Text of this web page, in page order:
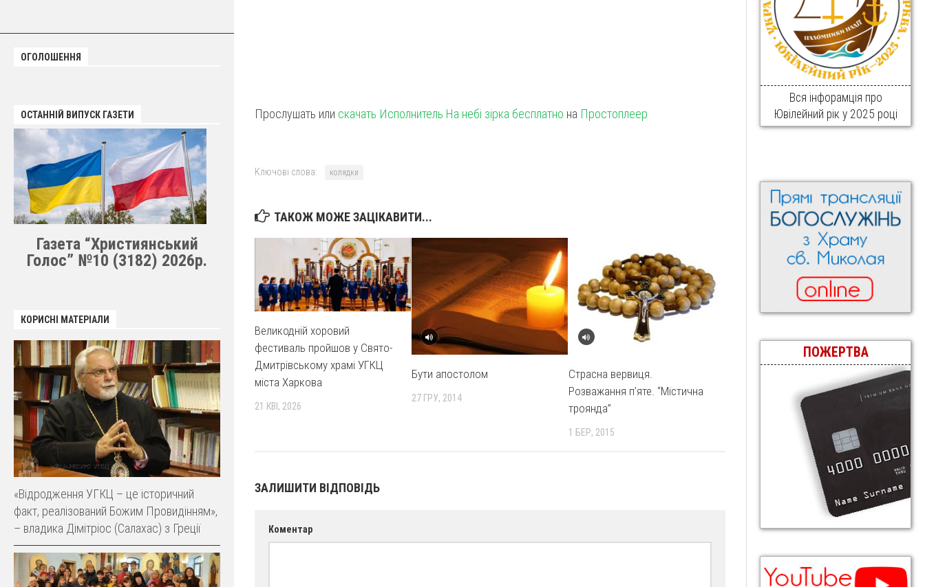
Прослушать или скачать Исполнитель На небі зірка бесплатно на Простоплеер
Ключові слова: колядки
ТАКОЖ МОЖЕ ЗАЦІКАВИТИ...
Великодній хоровий
фестиваль пройшов у Свято-
Дмитрівському храмі УГКЦ
міста Харкова
21 КВІ, 2026
Бути апостолом
27 ГРУ, 2014
Страсна вервиця.
Розважання п’яте. “Містична
троянда”
1 БЕР, 2015
ЗАЛИШИТИ ВІДПОВІДЬ
Коментар
ОГОЛОШЕННЯ
ОСТАННІЙ ВИПУСК ГАЗЕТИ
Газета “Християнський
Голос” №10 (3182) 2026р.
КОРИСНІ МАТЕРІАЛИ
«Відродження УГКЦ – це історичний
факт, реалізований Божим Провидінням»,
– владика Дімітріос (Салахас) з Греції
Вся інфорамція про
Ювілейний рік у 2025 році
ПОЖЕРТВА